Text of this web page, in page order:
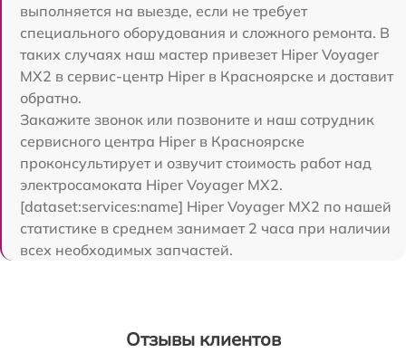
выполняется на выезде, если не требует
специального оборудования и сложного ремонта. В
таких случаях наш мастер привезет Hiper Voyager
MX2 в сервис-центр Hiper в Красноярске и доставит
обратно.
Закажите звонок или позвоните и наш сотрудник
сервисного центра Hiper в Красноярске
проконсультирует и озвучит стоимость работ над
электросамоката Hiper Voyager MX2.
[dataset:services:name] Hiper Voyager MX2 по нашей
статистике в среднем занимает 2 часа при наличии
всех необходимых запчастей.
Отзывы клиентов